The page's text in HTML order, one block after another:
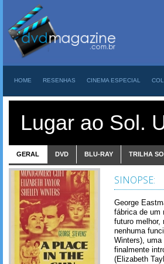
HOME RESENHAS CINEMA ESPECIAL
Lugar ao Sol.
GERAL DVD BLU-RAY TRILHA
SINOPSE:
George
fábrica de um
futuro melhor,
nenhuma
Winters), uma
finalmente
(Elizabeth